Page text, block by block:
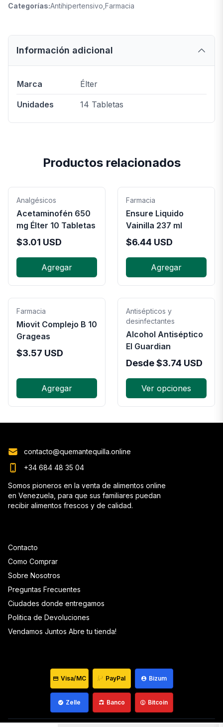
Categorías:Antihipertensivo Farmacia
Información adicional
Marca Élter
Unidades 14 Tabletas
Productos relacionados
Analgésicos
Acetaminofén 650
mg Élter 10 Tabletas
$3.01 USD
Agregar
Farmacia
Ensure Liquido
Vainilla 237 ml
$6.44 USD
Agregar
Farmacia
Miovit Complejo B 10
Grageas
$3.57 USD
Agregar
Antisépticos y
desinfectantes
Alcohol Antiséptico
El Guardian
Desde$3.74 USD
Ver opciones
Contacto
Como Comprar
Sobre Nosotros
Preguntas Frecuentes
Ciudades donde entregamos
Politica de Devoluciones
Vendamos Juntos Abre tu tienda!
contacto@quemantequilla.online
+34 684 48 35 04
Somos pioneros en la venta de alimentos online
en Venezuela, para que sus familiares puedan
recibir alimentos frescos y de calidad.
Visa/MC PayPal Bizum
Zelle Banco Bitcoin